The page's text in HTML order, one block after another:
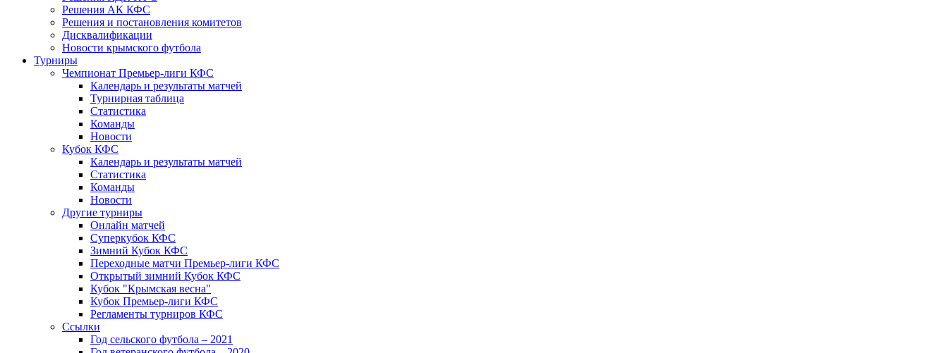
Решения АК КФС
Решения и постановления комитетов
Дисквалификации
Новости крымского футбола
Турниры
Чемпионат Премьер-лиги КФС
Календарь и результаты матчей
Турнирная таблица
Статистика
Команды
Новости
Кубок КФС
Календарь и результаты матчей
Статистика
Команды
Новости
Другие турниры
Онлайн матчей
Суперкубок КФС
Зимний Кубок КФС
Переходные матчи Премьер-лиги КФС
Открытый зимний Кубок КФС
Кубок "Крымская весна"
Кубок Премьер-лиги КФС
Регламенты турниров КФС
Ссылки
Год сельского футбола – 2021